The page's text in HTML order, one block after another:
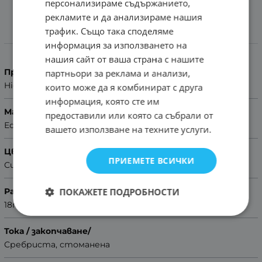
Характеристики
Производител
Hightone
Материал
Естествена кожа
Цвят
Сив
Размер
18mm
Тока / закопчаване/
Сребриста, стоманена
персонализираме съдържанието,
рекламите и да анализираме нашия
трафик. Също така споделяме
информация за използването на
нашия сайт от ваша страна с нашите
партньори за реклама и анализи,
които може да я комбинират с друга
информация, която сте им
предоставили или която са събрали от
вашето използване на техните услуги.
ПРИЕМЕТЕ ВСИЧКИ
ПОКАЖЕТЕ ПОДРОБНОСТИ